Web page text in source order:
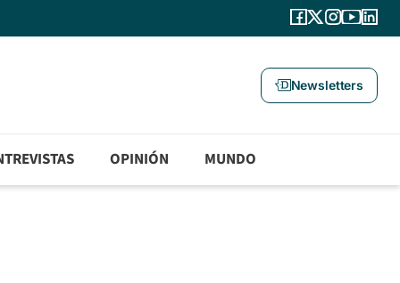
Newsletters
OPINIÓN MUNDO